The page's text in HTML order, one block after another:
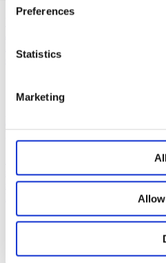
Preferences
Statistics
Marketing
kandidatexamen i Statistik och har
och en…
Stockholm Environment Institute
som ska hjälpa svenska
svenskarnas utsläpp som